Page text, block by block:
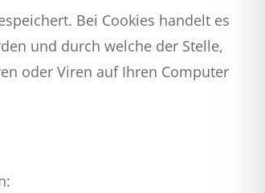
Bei Cookies handelt es
und durch welche der Stelle,
oder Viren auf Ihren Computer